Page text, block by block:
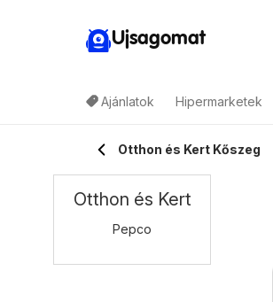
Ujsagomat
Ajánlatok Hipermarketek
Otthon és Kert Kőszeg
Otthon és Kert
Pepco